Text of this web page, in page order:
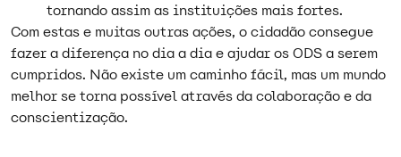
tornando assim as instituições mais fortes.
Com estas e muitas outras ações, o cidadão consegue
fazer a diferença no dia a dia e ajudar os ODS a serem
cumpridos. Não existe um caminho fácil, mas um mundo
melhor se torna possível através da colaboração e da
conscientização.